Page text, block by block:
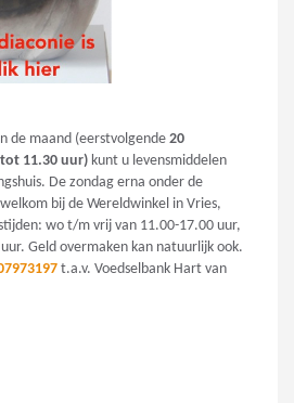
de maand (eerstvolgende 20
11.30 uur) kunt u levensmiddelen
De zondag erna onder de
bij de Wereldwinkel in Vries,
wo t/m vrij van 11.00-17.00 uur,
Geld overmaken kan natuurlijk ook.
t.a.v. Voedselbank Hart van